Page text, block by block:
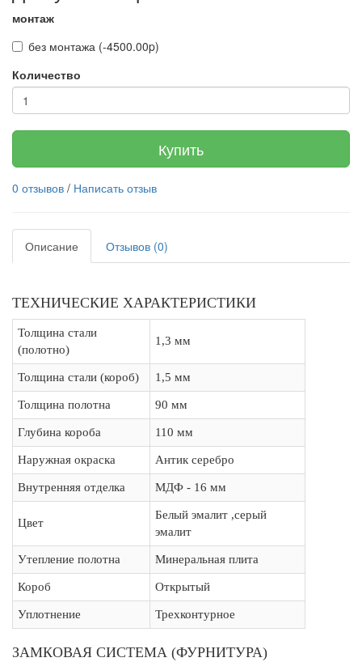
монтаж
без монтажа (-4500.00p)
Количество
Купить
0 отзывов / Написать отзыв
Описание Отзывов (0)
ТЕХНИЧЕСКИЕ ХАРАКТЕРИСТИКИ
Толщина стали
(полотно)
1,3 мм
Толщина стали (короб) 1,5 мм
Толщина полотна 90 мм
Глубина короба 110 мм
Наружная окраска Антик серебро
Внутренняя отделка МДФ - 16 мм
Цвет
Белый эмалит ,серый
эмалит
Утепление полотна Минеральная плита
Короб Открытый
Уплотнение Трехконтурное
ЗАМКОВАЯ СИСТЕМА (ФУРНИТУРА)